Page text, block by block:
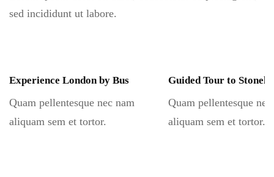
sed incididunt ut labore.
Experience London by Bus
Quam pellentesque nec nam
aliquam sem et tortor.
Guided Tour to
Quam pellentesque
aliquam sem et tortor.